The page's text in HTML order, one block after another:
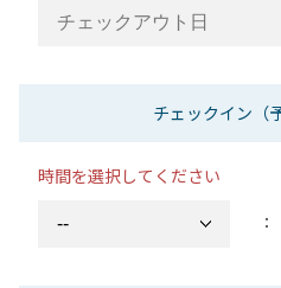
チェックイン（予
時間を選択してください
：